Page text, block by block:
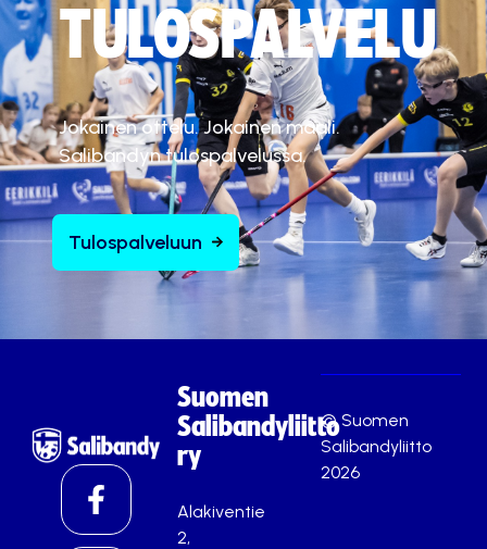
TULOSPALVELU
Jokainen ottelu. Jokainen maali.
Salibandyn tulospalvelussa.
Tulospalveluun
Suomen
Salibandyliitto
ry
Alakiventie
2,
© Suomen
Salibandyliitto
2026